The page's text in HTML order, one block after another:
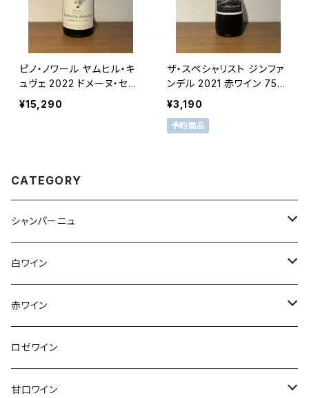
ピノ・ノワール ヤムヒル・キ
ュヴェ 2022 ドメーヌ・セリ
ーヌ 赤ワイン 750ml
¥15,290
ザ・スペシャリスト ジンファ
ンデル 2021 赤ワイン 750
ml
¥3,190
予約商品
CATEGORY
シャンパーニュ
アンリ・ジロー
アンリ・ビリオ・フィス
エティエンヌ・ルフェーヴル
クリスチャン・ゴセ
白ワイン
フランス
アルザス
ブルゴーニュ
ドイツ
オーストラリア
赤ワイン
フランス
アルザス
スロヴァキア
ロゼワイン
甘口ワイン